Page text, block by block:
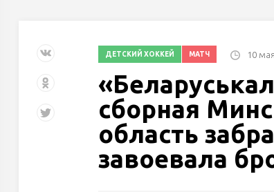
ДЕТСКИЙ ХОККЕЙ МАТЧ 10
сборная
область
завоевала